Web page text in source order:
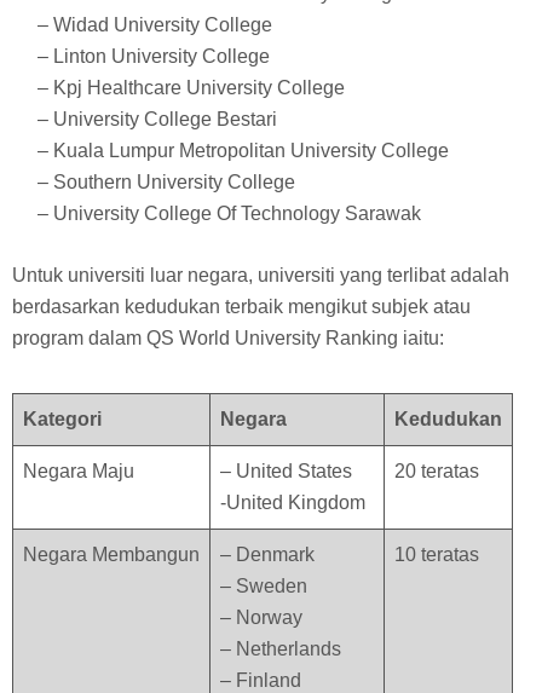
– Widad University College
– Linton University College
– Kpj Healthcare University College
– University College Bestari
– Kuala Lumpur Metropolitan University College
– Southern University College
– University College Of Technology Sarawak
Untuk universiti luar negara, universiti yang terlibat adalah
berdasarkan kedudukan terbaik mengikut subjek atau
program dalam QS World University Ranking iaitu:
Kategori Negara Kedudukan
Negara Maju
– United States
-United Kingdom
20 teratas
Negara Membangun
– Denmark
– Sweden
– Norway
– Netherlands
– Finland
10 teratas